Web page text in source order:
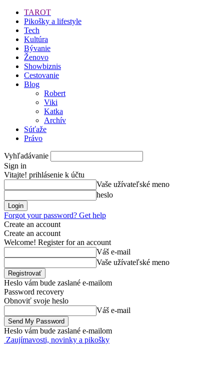
TAROT
Pikošky a lifestyle
Tech
Kultúra
Bývanie
Ženovo
Showbiznis
Cestovanie
Blog
Robert
Viki
Katka
Archív
Súťaže
Právo
Vyhľadávanie
Sign in
Vitajte! prihlásenie k účtu
Vaše užívateľské meno
heslo
Forgot your password? Get help
Create an account
Create an account
Welcome! Register for an account
Váš e-mail
Vaše užívateľské meno
Heslo vám bude zaslané e-mailom
Password recovery
Obnoviť svoje heslo
Váš e-mail
Heslo vám bude zaslané e-mailom
Zaujímavosti, novinky a pikošky